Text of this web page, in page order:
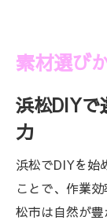
ホー
浜松DIY
プ
ジャ
い資
素材選び
浜松DIYで
力
浜松でDIYを始
ことで、作業
松市は自然が